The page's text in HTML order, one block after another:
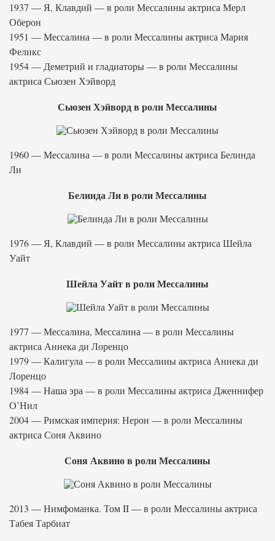
1937 — Я, Клавдий — в роли Мессалины актриса Мерл
Оберон
1951 — Мессалина — в роли Мессалины актриса Мария
Феликс
1954 — Деметрий и гладиаторы — в роли Мессалины
актриса Сьюзен Хэйворд
Сьюзен Хэйворд в роли Мессалины
1960 — Мессалина — в роли Мессалины актриса Белинда
Ли
Белинда Ли в роли Мессалины
1976 — Я, Клавдий — в роли Мессалины актриса Шейла
Уайт
Шейла Уайт в роли Мессалины
1977 — Мессалина, Мессалина — в роли Мессалины
актриса Аннека ди Лоренцо
1979 — Калигула — в роли Мессалины актриса Аннека ди
Лоренцо
1984 — Наша эра — в роли Мессалины актриса Дженнифер
О’Нил
2004 — Римская империя: Нерон — в роли Мессалины
актриса Соня Аквино
Соня Аквино в роли Мессалины
2013 — Нимфоманка. Том II — в роли Мессалины актриса
Табея Тарбиат